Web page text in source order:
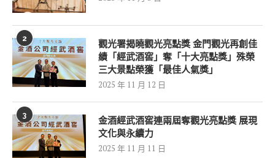
2
觀光署揭曉觀光亮點獎 金門觀光再創佳
績「經武酒窖」奪「十大亮點獎」殊榮
三大景點榮獲「最佳人氣獎」
2025 年 11 月 12 日
3
金酒經武酒窖連兩屆奪觀光亮點獎 展現
文化與永續力
2025 年 11 月 11 日